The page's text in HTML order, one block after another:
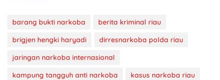
barang bukti narkoba
berita kriminal riau
brigjen hengki haryadi
dirresnarkoba polda riau
jaringan narkoba internasional
kampung tangguh anti narkoba
kasus narkoba riau